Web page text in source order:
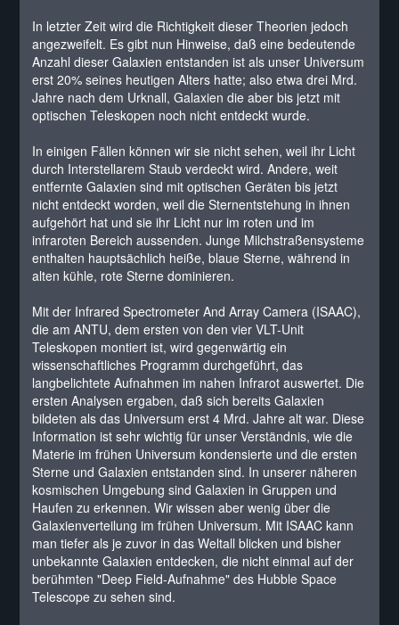
In letzter Zeit wird die Richtigkeit dieser Theorien jedoch
angezweifelt. Es gibt nun Hinweise, daß eine bedeutende
Anzahl dieser Galaxien entstanden ist als unser Universum
erst 20% seines heutigen Alters hatte; also etwa drei Mrd.
Jahre nach dem Urknall, Galaxien die aber bis jetzt mit
optischen Teleskopen noch nicht entdeckt wurde.
In einigen Fällen können wir sie nicht sehen, weil ihr Licht
durch Interstellarem Staub verdeckt wird. Andere, weit
entfernte Galaxien sind mit optischen Geräten bis jetzt
nicht entdeckt worden, weil die Sternentstehung in ihnen
aufgehört hat und sie ihr Licht nur im roten und im
infraroten Bereich aussenden. Junge Milchstraßensysteme
enthalten hauptsächlich heiße, blaue Sterne, während in
alten kühle, rote Sterne dominieren.
Mit der Infrared Spectrometer And Array Camera (ISAAC),
die am ANTU, dem ersten von den vier VLT-Unit
Teleskopen montiert ist, wird gegenwärtig ein
wissenschaftliches Programm durchgeführt, das
langbelichtete Aufnahmen im nahen Infrarot auswertet. Die
ersten Analysen ergaben, daß sich bereits Galaxien
bildeten als das Universum erst 4 Mrd. Jahre alt war. Diese
Information ist sehr wichtig für unser Verständnis, wie die
Materie im frühen Universum kondensierte und die ersten
Sterne und Galaxien entstanden sind. In unserer näheren
kosmischen Umgebung sind Galaxien in Gruppen und
Haufen zu erkennen. Wir wissen aber wenig über die
Galaxienverteilung im frühen Universum. Mit ISAAC kann
man tiefer als je zuvor in das Weltall blicken und bisher
unbekannte Galaxien entdecken, die nicht einmal auf der
berühmten "Deep Field-Aufnahme" des Hubble Space
Telescope zu sehen sind.